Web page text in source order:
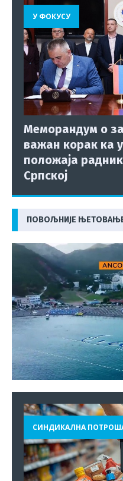
У ФОКУСУ
Меморандум о
важан корак ка
положаја
Српској
ПОВОЉНИЈЕ
СИНДИКАЛНА